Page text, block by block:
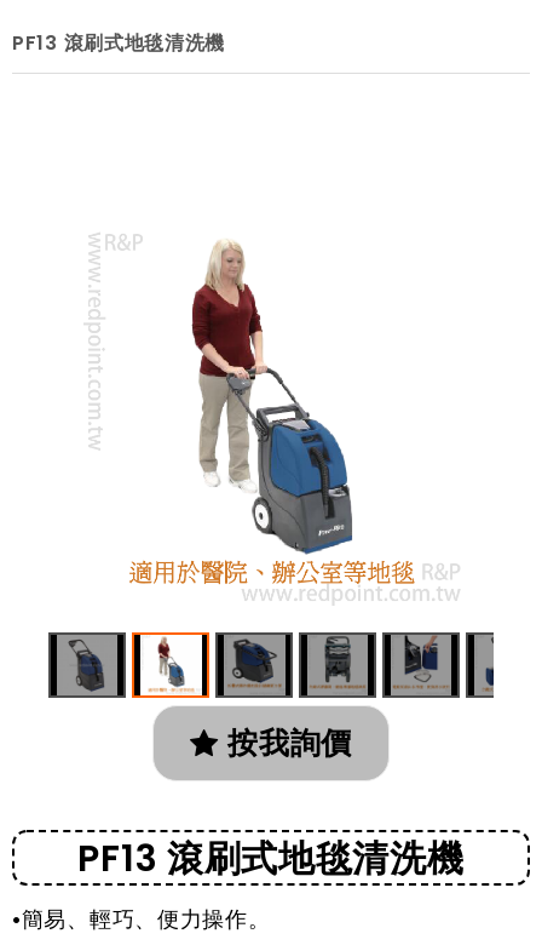
PF13 滾刷式地毯清洗機
按我詢價
PF13 滾刷式地毯清洗機
•簡易、輕巧、便力操作。